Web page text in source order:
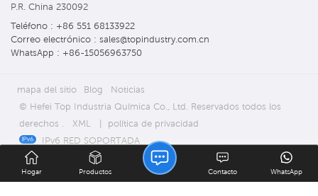
P.R. China 230092
Teléfono : +86 551 68133922
Correo electrónico : sales@topindustry.com.cn
WhatsApp : +86-15056963750
mapa del sitio Blog
Noticias
© Hefei Top Industria Química Co., Ltd. Reservados todos los
derechos .
XML |
política de privacidad
IPv6 RED SOPORTADA
Hogar Productos WhatsApp
Contacto